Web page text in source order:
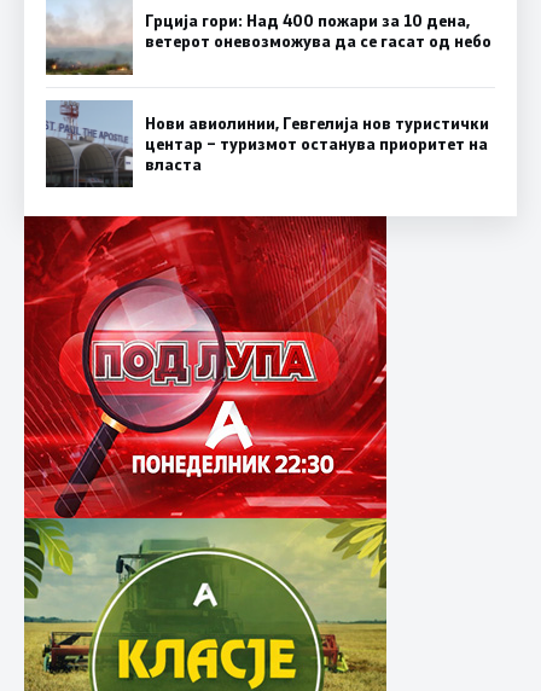
Грција гори: Над 400 пожари за 10 дена,
ветерот оневозможува да се гасат од небо
Нови авиолинии, Гевгелија нов туристички
центар – туризмот останува приоритет на
власта